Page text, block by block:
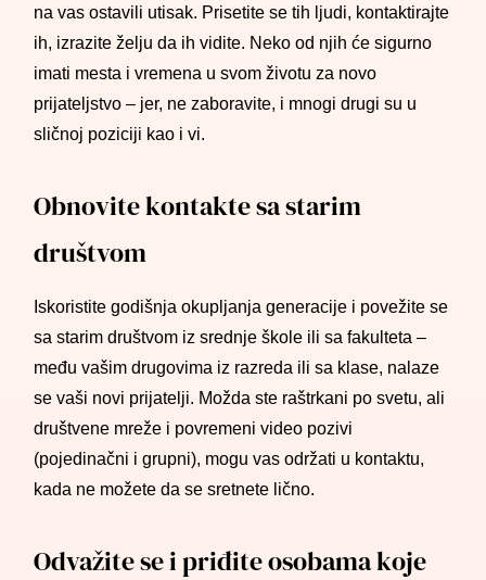
na vas ostavili utisak. Prisetite se tih ljudi, kontaktirajte
ih, izrazite želju da ih vidite. Neko od njih će sigurno
imati mesta i vremena u svom životu za novo
prijateljstvo – jer, ne zaboravite, i mnogi drugi su u
sličnoj poziciji kao i vi.
Obnovite kontakte sa starim
društvom
Iskoristite godišnja okupljanja generacije i povežite se
sa starim društvom iz srednje škole ili sa fakulteta –
među vašim drugovima iz razreda ili sa klase, nalaze
se vaši novi prijatelji. Možda ste raštrkani po svetu, ali
društvene mreže i povremeni video pozivi
(pojedinačni i grupni), mogu vas održati u kontaktu,
kada ne možete da se sretnete lično.
Odvažite se i priđite osobama koje